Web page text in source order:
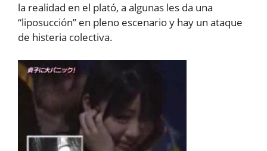
la realidad en el plató, a algunas les da una
“liposucción” en pleno escenario y hay un ataque
de histeria colectiva.